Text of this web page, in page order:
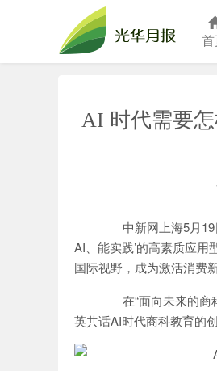
光华月报
AI 时代需要
中新网上海5月19
AI、能实践’的高素质应
国际视野，成为激活消费
在“面向未来的商
英共话AI时代商科教育的